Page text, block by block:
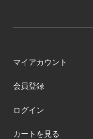
マイアカウント
会員登録
ログイン
カートを見る